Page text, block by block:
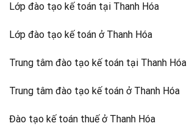
Lớp đào tạo kế toán tại Thanh Hóa
Lớp đào tạo kế toán ở Thanh Hóa
Trung tâm đào tạo kế toán tại Thanh Hóa
Trung tâm đào tạo kế toán ở Thanh Hóa
Đào tạo kế toán thuế ở Thanh Hóa